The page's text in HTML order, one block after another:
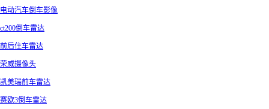
电动汽车倒车影像
ct200倒车雷达
前后住车雷达
荣威摄像头
凯美瑞前车雷达
赛欧3倒车雷达